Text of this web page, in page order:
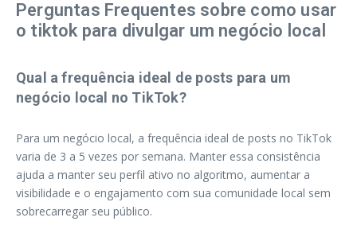
Perguntas Frequentes sobre como usar
o tiktok para divulgar um negócio local
Qual a frequência ideal de posts para um
negócio local no TikTok?
Para um negócio local, a frequência ideal de posts no TikTok
varia de 3 a 5 vezes por semana. Manter essa consistência
ajuda a manter seu perfil ativo no algoritmo, aumentar a
visibilidade e o engajamento com sua comunidade local sem
sobrecarregar seu público.